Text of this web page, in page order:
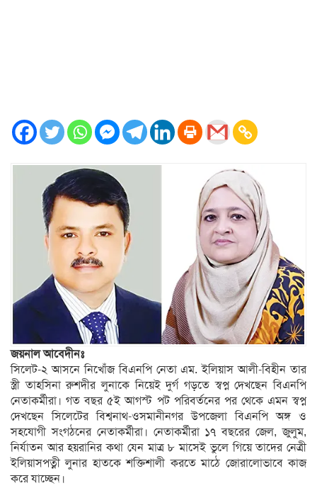
জয়নাল আবেদীনঃ
সিলেট-২ আসনে নিখোঁজ বিএনপি নেতা এম. ইলিয়াস আলী-বিহীন তার
স্ত্রী তাহসিনা রুশদীর লুনাকে নিয়েই দুর্গ গড়তে স্বপ্ন দেখছেন বিএনপি
নেতাকর্মীরা। গত বছর ৫ই আগস্ট পট পরিবর্তনের পর থেকে এমন স্বপ্ন
দেখছেন সিলেটের বিশ্বনাথ-ওসমানীনগর উপজেলা বিএনপি অঙ্গ ও
সহযোগী সংগঠনের নেতাকর্মীরা। নেতাকর্মীরা ১৭ বছরের জেল, জুলুম,
নির্যাতন আর হয়রানির কথা যেন মাত্র ৮ মাসেই ভুলে গিয়ে তাদের নেত্রী
ইলিয়াসপত্নী লুনার হাতকে শক্তিশালী করতে মাঠে জোরালোভাবে কাজ
করে যাচ্ছেন।